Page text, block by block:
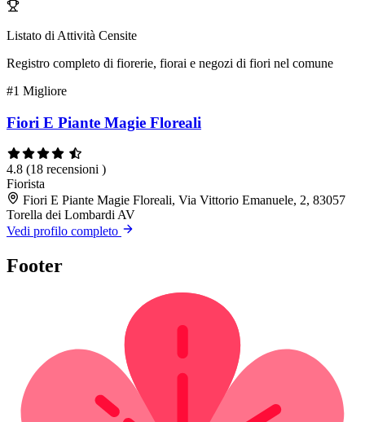
Listato di Attività Censite
Registro completo di fiorerie, fiorai e negozi di fiori nel comune
#1 Migliore
Fiori E Piante Magie Floreali
4.8 (18 recensioni )
Fiorista
Fiori E Piante Magie Floreali, Via Vittorio Emanuele, 2, 83057
Torella dei Lombardi AV
Vedi profilo completo
Footer